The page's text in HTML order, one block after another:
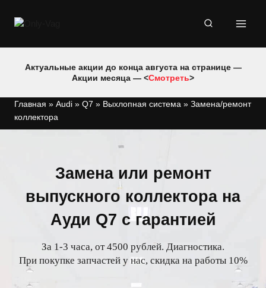
Актуальные акции до конца августа на странице —
Акции месяца — <Смотреть>
Главная » Audi » Q7 » Выхлопная система » Замена/ремонт
коллектора
Замена или ремонт
выпускного коллектора на
Ауди Q7 с гарантией
За 1-3 часа, от 4500 рублей. Диагностика.
При покупке запчастей у нас, скидка на работы 10%